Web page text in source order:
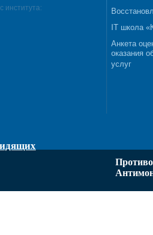
института:
IT школа
Анкета
оказания
услуг